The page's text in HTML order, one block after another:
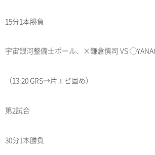
15分1本勝負
宇宙銀河整備士ポール、×鎌倉慎司 VS
（13:20 GRS→片エビ固め）
第2試合
30分1本勝負